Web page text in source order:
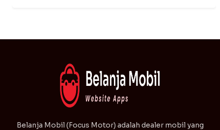
⁠Belanja Mobil (Focus Motor) adalah dealer mobil yang